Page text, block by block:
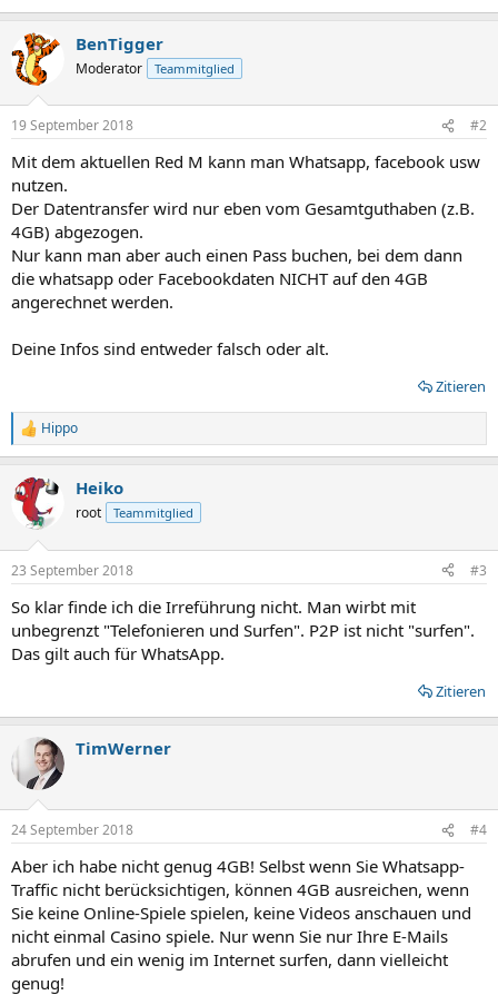
BenTigger
Moderator Teammitglied
19 September 2018 #2
Mit dem aktuellen Red M kann man Whatsapp, facebook usw
nutzen.
Der Datentransfer wird nur eben vom Gesamtguthaben (z.B.
4GB) abgezogen.
Nur kann man aber auch einen Pass buchen, bei dem dann
die whatsapp oder Facebookdaten NICHT auf den 4GB
angerechnet werden.
Deine Infos sind entweder falsch oder alt.
Zitieren
R
e
k
t
e
:
Hippo
Heiko
root Teammitglied
23 September 2018 #3
So klar finde ich die Irreführung nicht. Man wirbt mit
unbegrenzt "Telefonieren und Surfen". P2P ist nicht "surfen".
Das gilt auch für WhatsApp.
Zitieren
TimWerner
24 September 2018 #4
Aber ich habe nicht genug 4GB! Selbst wenn Sie Whatsapp-
Traffic nicht berücksichtigen, können 4GB ausreichen, wenn
Sie keine Online-Spiele spielen, keine Videos anschauen und
nicht einmal Casino spiele. Nur wenn Sie nur Ihre E-Mails
abrufen und ein wenig im Internet surfen, dann vielleicht
genug!